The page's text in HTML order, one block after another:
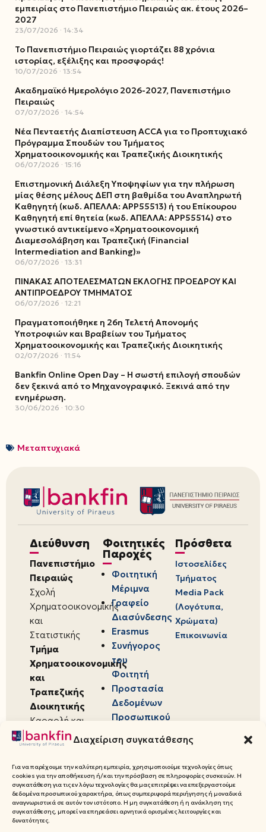
Διαχείριση συγκατάθεσης
Για να παρέχουμε την καλύτερη εμπειρία, χρησιμοποιούμε τεχνολογίες όπως
cookies για την αποθήκευση ή/και την πρόσβαση σε πληροφορίες συσκευών. Η
συγκατάθεση για τις εν λόγω τεχνολογίες θα μας επιτρέψει να επεξεργαστούμε
δεδομένα προσωπικού χαρακτήρα, όπως συμπεριφορά περιήγησης ή μοναδικά
αναγνωριστικά σε αυτόν τον ιστότοπο. Η μη συγκατάθεση ή η ανάκληση της
συγκατάθεσης, μπορεί να επηρεάσει αρνητικά ορισμένες λειτουργίες και
δυνατότητες.
εμπειρίας στο Πανεπιστήμιο Πειραιώς ακ. έτους 2026–
2027
23/07/2026 14:34
Το Πανεπιστήμιο Πειραιώς γιορτάζει 88 χρόνια
ιστορίας, εξέλιξης και προσφοράς!
10/07/2026 13:54
Ακαδημαϊκό Ημερολόγιο 2026-2027, Πανεπιστήμιο
Πειραιώς
07/07/2026 14:54
Νέα Πενταετής Διαπίστευση ACCA για το Προπτυχιακό
Πρόγραμμα Σπουδών του Τμήματος
Χρηματοοικονομικής και Τραπεζικής Διοικητικής
06/07/2026 15:16
Επιστημονική Διάλεξη Υποψηφίων για την πλήρωση
μίας θέσης μέλους ΔΕΠ στη βαθμίδα του Αναπληρωτή
Καθηγητή (κωδ. ΑΠΕΛΛΑ: ΑΡΡ55513) ή του Επίκουρου
Καθηγητή επί θητεία (κωδ. ΑΠΕΛΛΑ: ΑΡΡ55514) στο
γνωστικό αντικείμενο «Χρηματοοικονομική
Διαμεσολάβηση και Τραπεζική (Financial
Intermediation and Banking)»
06/07/2026 13:31
ΠΙΝΑΚΑΣ ΑΠΟΤΕΛΕΣΜΑΤΩΝ ΕΚΛΟΓΗΣ ΠΡΟΕΔΡΟΥ ΚΑΙ
ΑΝΤΙΠΡΟΕΔΡΟΥ ΤΜΗΜΑΤΟΣ
06/07/2026 12:21
Πραγματοποιήθηκε η 26η Τελετή Απονομής
Υποτροφιών και Βραβείων του Τμήματος
Χρηματοοικονομικής και Τραπεζικής Διοικητικής
02/07/2026 11:54
Bankfin Online Open Day – Η σωστή επιλογή σπουδών
δεν ξεκινά από το Μηχανογραφικό. Ξεκινά από την
ενημέρωση.
30/06/2026 10:30
Μεταπτυχιακά
Διεύθυνση
Πανεπιστήμιο
Πειραιώς
Σχολή
Χρηματοοικονομικής
και
Στατιστικής
Τμήμα
Χρηματοοικονομικής
και
Τραπεζικής
Διοικητικής
Καραολή και
Δημητρίου 80,
18534,
Πειραιάς
Φοιτητικές
Παροχές
Φοιτητική
Μέριμνα
Γραφείο
Διασύνδεσης
Erasmus
Συνήγορος
του
Φοιτητή
Προστασία
Δεδομένων
Προσωπικού
Πρόσθετα
Ιστοσελίδες
Τμήματος
Media Pack
(Λογότυπα,
Χρώματα)
Επικοινωνία
© 2026 Πανεπιστήμιο Πειραιώς,